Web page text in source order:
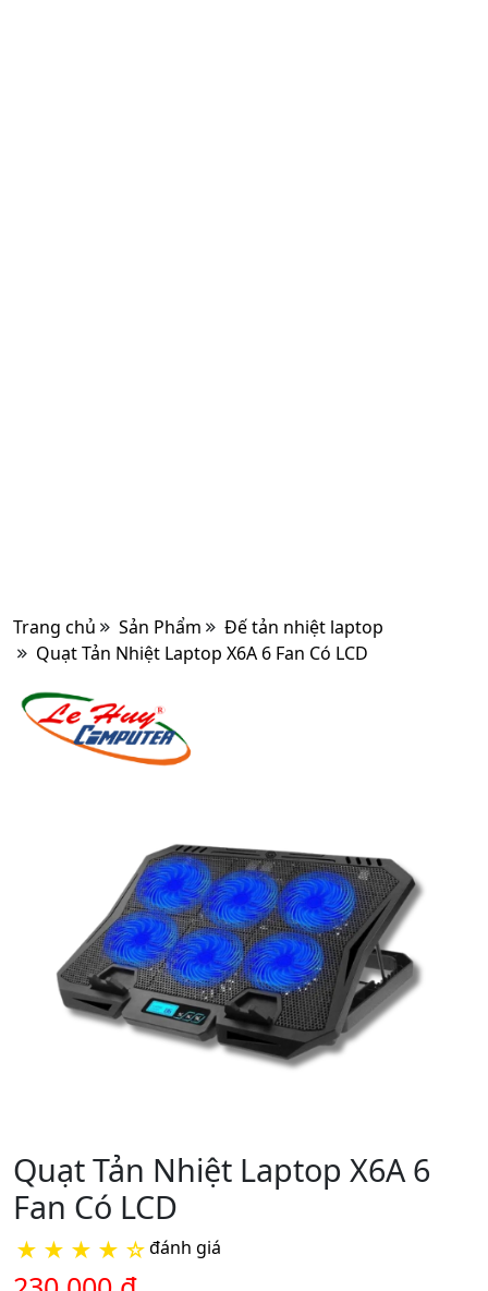
Trang chủ Sản Phẩm
Đế tản nhiệt laptop
Quạt Tản Nhiệt Laptop X6A 6 Fan Có LCD
Quạt Tản Nhiệt Laptop X6A 6
Fan Có LCD
★ ★ ★ ★ ☆đánh giá